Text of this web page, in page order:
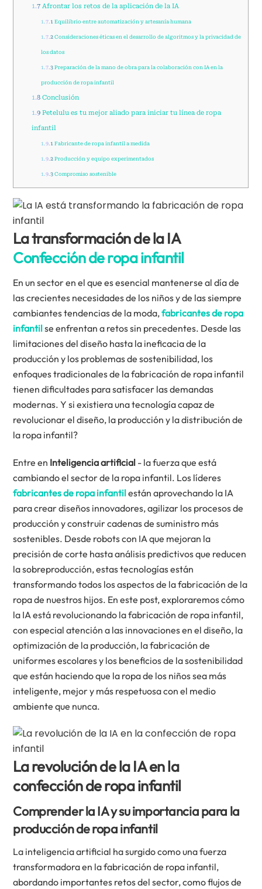
1.7Afrontar los retos de la aplicación de la IA
1.7.1 Equilibrio entre automatización y artesanía humana
1.7.2 Consideraciones éticas en el desarrollo de algoritmos y la privacidad de
los datos
1.7.3 Preparación de la mano de obra para la colaboración con IA en la
producción de ropa infantil
1.8Conclusión
1.9Petelulu es tu mejor aliado para iniciar tu línea de ropa
infantil
1.9.1 Fabricante de ropa infantil a medida
1.9.2 Producción y equipo experimentados
1.9.3 Compromiso sostenible
La transformación de la IA
Confección de ropa infantil
En un sector en el que es esencial mantenerse al día de
las crecientes necesidades de los niños y de las siempre
cambiantes tendencias de la moda,fabricantes de ropa
infantilse enfrentan a retos sin precedentes. Desde las
limitaciones del diseño hasta la ineficacia de la
producción y los problemas de sostenibilidad, los
enfoques tradicionales de la fabricación de ropa infantil
tienen dificultades para satisfacer las demandas
modernas. Y si existiera una tecnología capaz de
revolucionar el diseño, la producción y la distribución de
la ropa infantil?
Entre en Inteligencia artificial - la fuerza que está
cambiando el sector de la ropa infantil. Los líderes
fabricantes de ropa infantilestán aprovechando la IA
para crear diseños innovadores, agilizar los procesos de
producción y construir cadenas de suministro más
sostenibles. Desde robots con IA que mejoran la
precisión de corte hasta análisis predictivos que reducen
la sobreproducción, estas tecnologías están
transformando todos los aspectos de la fabricación de la
ropa de nuestros hijos. En este post, exploraremos cómo
la IA está revolucionando la fabricación de ropa infantil,
con especial atención a las innovaciones en el diseño, la
optimización de la producción, la fabricación de
uniformes escolares y los beneficios de la sostenibilidad
que están haciendo que la ropa de los niños sea más
inteligente, mejor y más respetuosa con el medio
ambiente que nunca.
La revolución de la IA en la
confección de ropa infantil
Comprender la IA y su importancia para la
producción de ropa infantil
La inteligencia artificial ha surgido como una fuerza
transformadora en la fabricación de ropa infantil,
abordando importantes retos del sector, como flujos de